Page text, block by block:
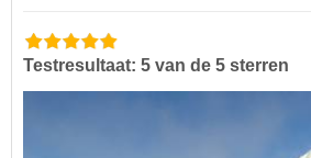
Testresultaat: 5 van de 5 sterren